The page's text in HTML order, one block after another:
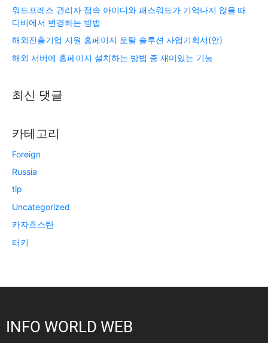
워드프레스 관리자 접속 아이디와 패스워드가 기억나지 않을 때
디비에서 변경하는 방법
해외진출기업 지원 홈페이지 토탈 솔루션 사업기획서(안)
해외 서버에 홈페이지 설치하는 방법 중 재미있는 기능
최신 댓글
카테고리
Foreign
Russia
tip
Uncategorized
카자흐스탄
터키
INFO WORLD WEB